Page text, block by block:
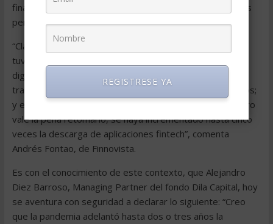
financiera, a quien benefició el confinamiento que muchas
personas tuvieron que hacer para evitar contagiarse.
“Claramente, a raíz de esta situación, muchas personas
tuvieron que relacionarse con los servicios financieros
digitales para poder hacer transacciones, como
transferencias, compras en línea o solicitud de préstamos;
y esto ha llevado a que… éste no es un dato nuestro pero
vale la pena retomarlo, se haya incrementado hasta cinco
veces la descarga de aplicaciones fintech”, comenta
Andrés Fontao, de Finnovista.
Es con el conocimiento de este contexto, que Alejandro
Diez Barroso, Managing Partner del fondo Dila Capital, hoy
se aventura con seguridad a declarar lo siguiente: “Creo
que la pandemia adelantó hasta dos o tres años la
REGISTRESE YA